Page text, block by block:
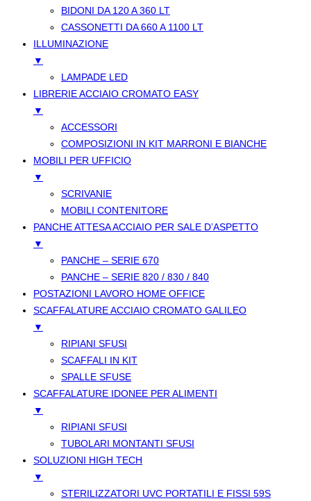
BIDONI DA 120 A 360 LT
CASSONETTI DA 660 A 1100 LT
ILLUMINAZIONE
▼
LAMPADE LED
LIBRERIE ACCIAIO CROMATO EASY
▼
ACCESSORI
COMPOSIZIONI IN KIT MARRONI E BIANCHE
MOBILI PER UFFICIO
▼
SCRIVANIE
MOBILI CONTENITORE
PANCHE ATTESA ACCIAIO PER SALE D’ASPETTO
▼
PANCHE – SERIE 670
PANCHE – SERIE 820 / 830 / 840
POSTAZIONI LAVORO HOME OFFICE
SCAFFALATURE ACCIAIO CROMATO GALILEO
▼
RIPIANI SFUSI
SCAFFALI IN KIT
SPALLE SFUSE
SCAFFALATURE IDONEE PER ALIMENTI
▼
RIPIANI SFUSI
TUBOLARI MONTANTI SFUSI
SOLUZIONI HIGH TECH
▼
STERILIZZATORI UVC PORTATILI E FISSI 59S